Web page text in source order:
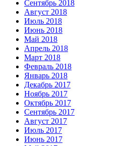
Сентябрь 2018
Август 2018
Июль 2018
Июнь 2018
Май 2018
Апрель 2018
Март 2018
Февраль 2018
Январь 2018
Декабрь 2017
Ноябрь 2017
Октябрь 2017
Сентябрь 2017
Август 2017
Июль 2017
Июнь 2017